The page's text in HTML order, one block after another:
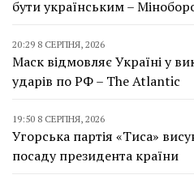
бути українським –
20:29 8 СЕРПНЯ, 2026
Маск відмовляє Україні у
ударів по РФ – The Atlantic
19:50 8 СЕРПНЯ, 2026
Угорська партія «Тиса»
посаду президента країни